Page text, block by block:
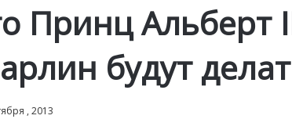
Принц Альберт
будут
, 2013